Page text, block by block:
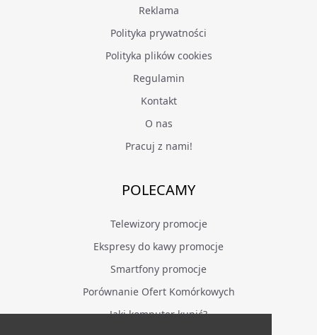
Reklama
Polityka prywatności
Polityka plików cookies
Regulamin
Kontakt
O nas
Pracuj z nami!
POLECAMY
Telewizory promocje
Ekspresy do kawy promocje
Smartfony promocje
Porównanie Ofert Komórkowych
Jaki komputer kupić?